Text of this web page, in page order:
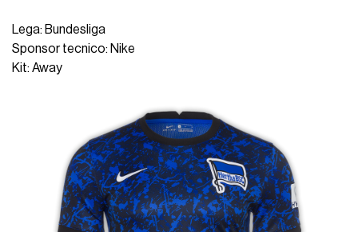
Lega: Bundesliga
Sponsor tecnico: Nike
Kit: Away